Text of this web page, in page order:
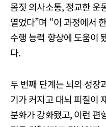
몸짓 의사소통, 정교한 운
열었다”며 “이 과정에서
수행 능력 향상에 도움이
다.
두 번째 단계는 뇌의 성장
기가 커지고 대뇌 피질이
분화가 강화됐고, 이런 편